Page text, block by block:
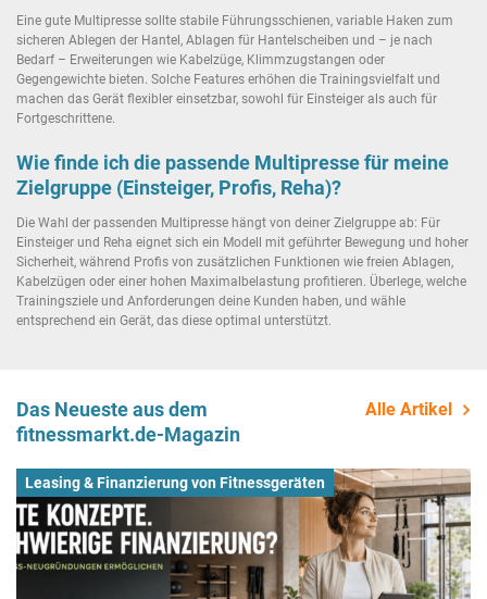
Eine gute Multipresse sollte stabile Führungsschienen, variable Haken zum
sicheren Ablegen der Hantel, Ablagen für Hantelscheiben und – je nach
Bedarf – Erweiterungen wie Kabelzüge, Klimmzugstangen oder
Gegengewichte bieten. Solche Features erhöhen die Trainingsvielfalt und
machen das Gerät flexibler einsetzbar, sowohl für Einsteiger als auch für
Fortgeschrittene.
Wie finde ich die passende Multipresse für meine
Zielgruppe (Einsteiger, Profis, Reha)?
Die Wahl der passenden Multipresse hängt von deiner Zielgruppe ab: Für
Einsteiger und Reha eignet sich ein Modell mit geführter Bewegung und hoher
Sicherheit, während Profis von zusätzlichen Funktionen wie freien Ablagen,
Kabelzügen oder einer hohen Maximalbelastung profitieren. Überlege, welche
Trainingsziele und Anforderungen deine Kunden haben, und wähle
entsprechend ein Gerät, das diese optimal unterstützt.
Das Neueste aus dem
fitnessmarkt.de-Magazin
Alle Artikel
Leasing & Finanzierung von Fitnessgeräten